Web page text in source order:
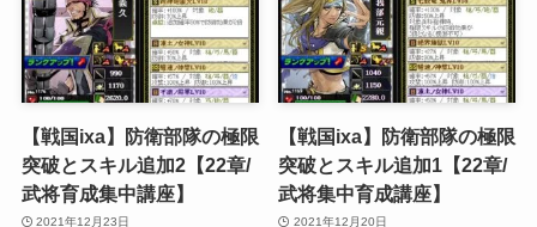
【戦国ixa】防衛部隊の極限
突破とスキル追加2【22章/
武将育成集中講座】
2021年12月23日
【戦国ixa】防衛部隊の極限
突破とスキル追加1【22章/
武将集中育成講座】
2021年12月20日